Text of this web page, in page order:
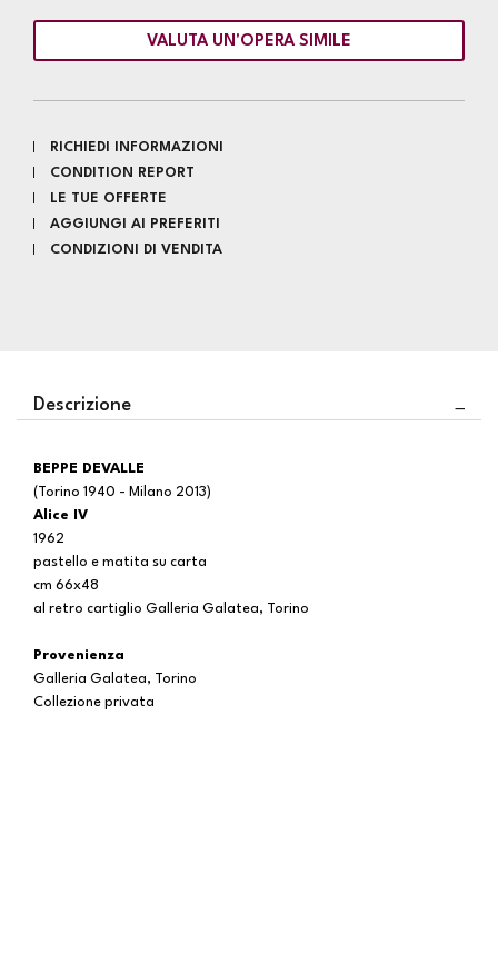
VALUTA UN'OPERA SIMILE
RICHIEDI INFORMAZIONI
CONDITION REPORT
LE TUE OFFERTE
AGGIUNGI AI PREFERITI
CONDIZIONI DI VENDITA
Descrizione
BEPPE DEVALLE
(Torino 1940 - Milano 2013)
Alice IV
1962
pastello e matita su carta
cm 66x48
al retro cartiglio Galleria Galatea, Torino
Provenienza
Galleria Galatea, Torino
Collezione privata